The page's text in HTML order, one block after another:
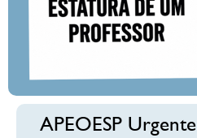
APEOESP Urgente